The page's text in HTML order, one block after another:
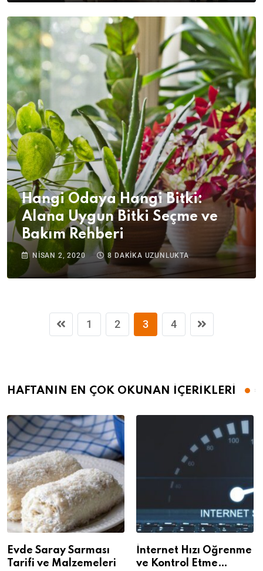
Hangi Odaya Hangi Bitki:
Alana Uygun Bitki Seçme ve
Bakım Rehberi
NISAN 2, 2020 8 DAKIKA UZUNLUKTA
1 2 3 4
HAFTANIN EN ÇOK OKUNAN İÇERİKLERİ
Evde Saray Sarması
Tarifi ve Malzemeleri
İnternet Hızı Öğrenme
ve Kontrol Etme